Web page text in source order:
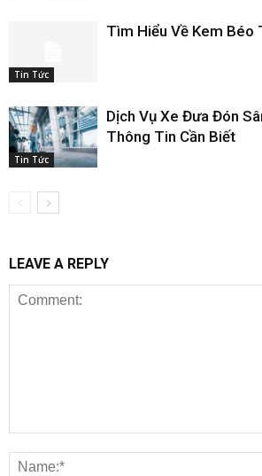
Tin Tức
Tìm Hiểu Về Kem Béo
Tin Tức
Dịch Vụ Xe Đưa Đón
Thông Tin Cần Biết
LEAVE A REPLY